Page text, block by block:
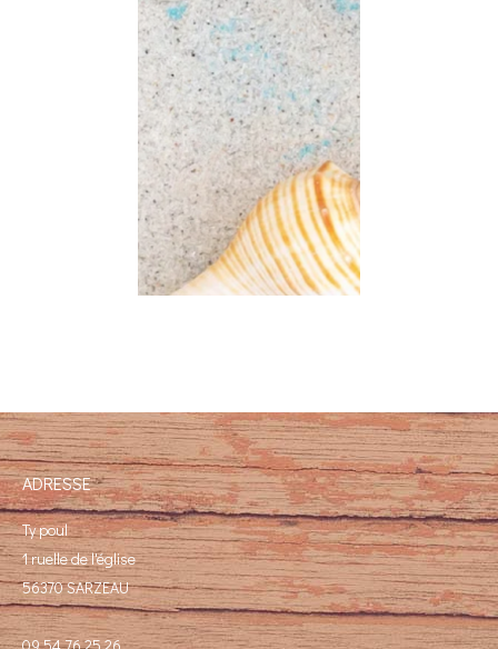
ADRESSE
Ty poul
1 ruelle de l'église
56370 SARZEAU